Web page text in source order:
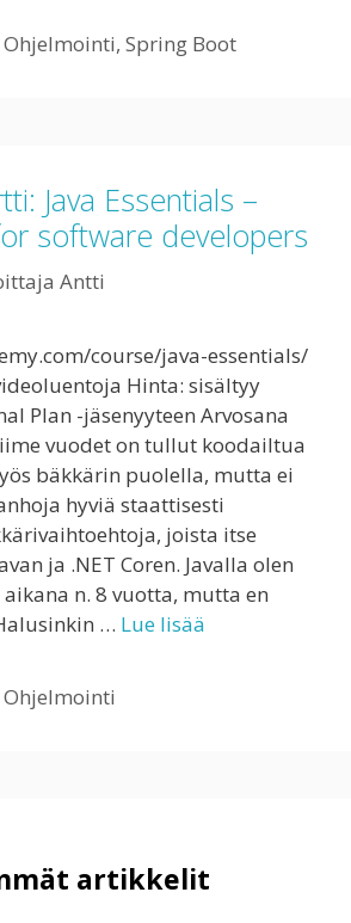
Ohjelmointi,Spring Boot
Java Essentials –
software developers
Antti
course/java-essentials/
Hinta: sisältyy
Plan -jäsenyyteen Arvosana
vuodet on tullut koodailtua
bäkkärin puolella, mutta ei
hyviä staattisesti
joista itse
ja .NET Coren. Javalla olen
n. 8 vuotta, mutta en
… Lue lisää
Ohjelmointi
artikkelit